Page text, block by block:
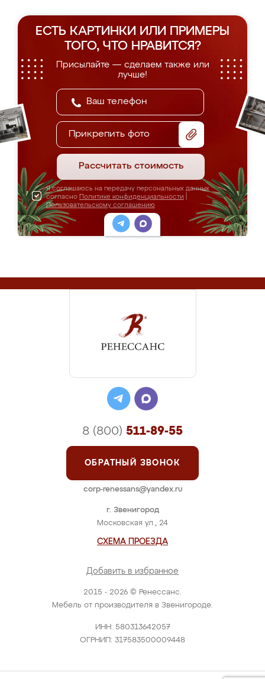
ЕСТЬ КАРТИНКИ ИЛИ ПРИМЕРЫ
ТОГО, ЧТО НРАВИТСЯ?
Присылайте — сделаем также или
лучше!
Прикрепить фото
Рассчитать стоимость
Я соглашаюсь на передачу персональных данных
согласно Политике конфиденциальности
Пользовательскому соглашению
2015 - 2026 © Ренессанс.
Мебель от производителя в Звенигороде.
ИНН: 580313642057
ОГРНИП: 317583500009448
г. Звенигород
Московская ул., 24
СХЕМА ПРОЕЗДА
Добавить в избранное
8 (800) 511-89-55
ОБРАТНЫЙ ЗВОНОК
corp-renessans@yandex.ru